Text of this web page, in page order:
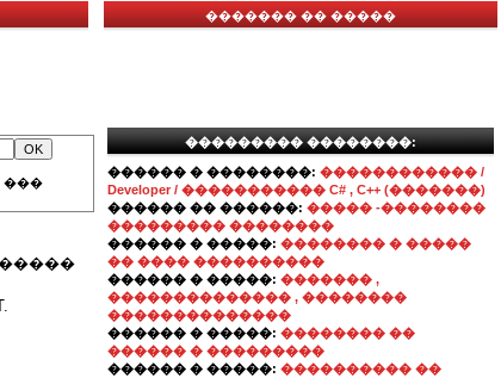
���
������� �� �����
��������� ��������:
������ � ��������: ������������ /
Developer / ����������� C# , C++ (�������)
������ �� ������: ����� -��������
��������� ��������
������ � �����: �������� � �����
�� ���� ����������
������ � �����: ������� ,
�������������� , ��������
��������������
������ � �����: �������� ��
������ � ���������
������ � �����: ���������� ��